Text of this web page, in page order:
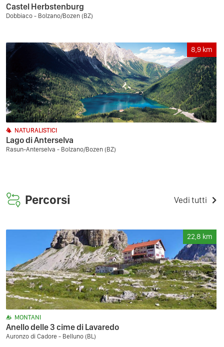
Castel Herbstenburg
Dobbiaco - Bolzano/Bozen (BZ)
8,9 km
NATURALISTICI
Lago di Anterselva
Rasun-Anterselva - Bolzano/Bozen (BZ)
Percorsi Vedi tutti
22,8 km
MONTANI
Anello delle 3 cime di Lavaredo
Auronzo di Cadore - Belluno (BL)